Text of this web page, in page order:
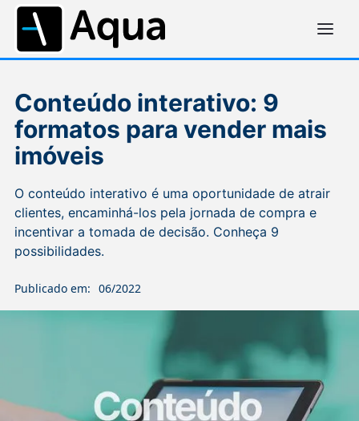
Conteúdo interativo: 9
formatos para vender mais
imóveis
O conteúdo interativo é uma oportunidade de atrair
clientes, encaminhá-los pela jornada de compra e
incentivar a tomada de decisão. Conheça 9
possibilidades.
Publicado em: 06/2022